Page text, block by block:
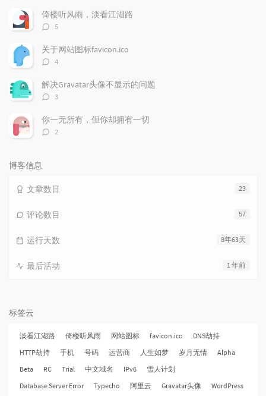
数：
倚楼听风雨，淡看江湖路
评
数：
5
关于网站图标favicon.ico
评
数：
4
解决Gravatar头像不显示的问题
评
数：
3
你一无所有，但你却拥有一切
评
2
博客信息
23
文章数目
57
评论数目
8年63天
运行天数
1 年前
最后活动
标签云
淡看江湖路 倚楼听风雨 网站图标 favicon.ico
DNS劫持
HTTP劫持
手机 号码 运营商 人生如梦 岁月无情
Alpha
Beta
RC Trial 中文域名 IPv6
雪人计划
Database Server Error
Typecho 阿里云 Gravatar头像 WordPress